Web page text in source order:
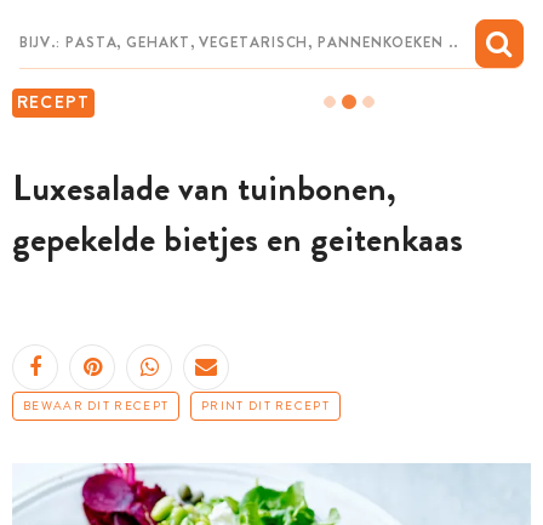
RECEPT
Luxesalade van tuinbonen,
gepekelde bietjes en geitenkaas
BEWAAR DIT RECEPT PRINT DIT RECEPT
MIJN BEWAARDE RECEPTEN